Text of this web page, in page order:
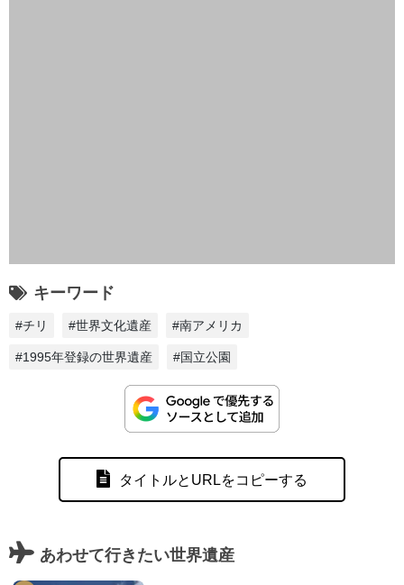
キーワード
#チリ #世界文化遺産 #南アメリカ
#1995年登録の世界遺産 #国立公園
タイトルとURLをコピーする
あわせて行きたい世界遺産